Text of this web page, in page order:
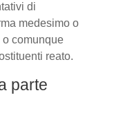
di
medesimo o
comunque
reato.
parte